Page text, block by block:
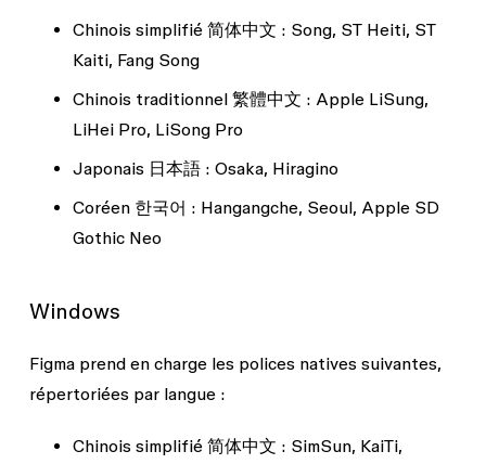
Chinois simplifié 简体中文 : Song, ST Heiti, ST
Kaiti, Fang Song
Chinois traditionnel 繁體中文 : Apple LiSung,
LiHei Pro, LiSong Pro
Japonais 日本語 : Osaka, Hiragino
Coréen 한국어 : Hangangche, Seoul, Apple SD
Gothic Neo
Windows
Figma prend en charge les polices natives suivantes,
répertoriées par langue :
Chinois simplifié 简体中文 : SimSun, KaiTi,